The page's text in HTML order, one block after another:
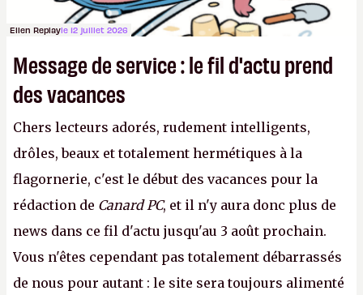
Ellen Replayle 12 juillet 2026
Message de service : le fil d'actu prend
des vacances
Chers lecteurs adorés, rudement intelligents,
drôles, beaux et totalement hermétiques à la
flagornerie, c'est le début des vacances pour la
rédaction de Canard PC, et il n'y aura donc plus de
news dans ce fil d'actu jusqu'au 3 août prochain.
Vous n'êtes cependant pas totalement débarrassés
de nous pour autant : le site sera toujours alimenté